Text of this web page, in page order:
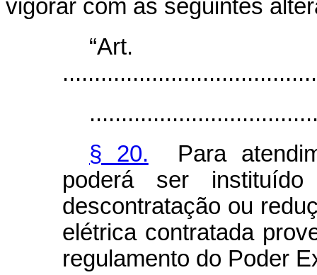
vigorar com as seguintes
§ 20. Para
poderá ser instituído
descontratação ou
elétrica contratada
regulamento do Poder